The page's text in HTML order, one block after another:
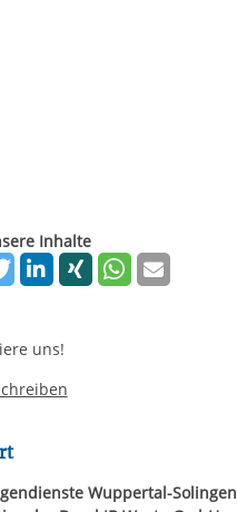
starten/stoppen
Inhalte
uns!
Wuppertal-Solingen